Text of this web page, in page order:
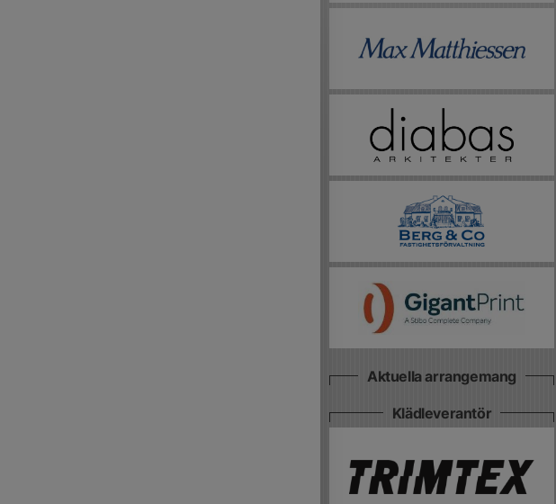
Aktuella arrangemang
Klädleverantör